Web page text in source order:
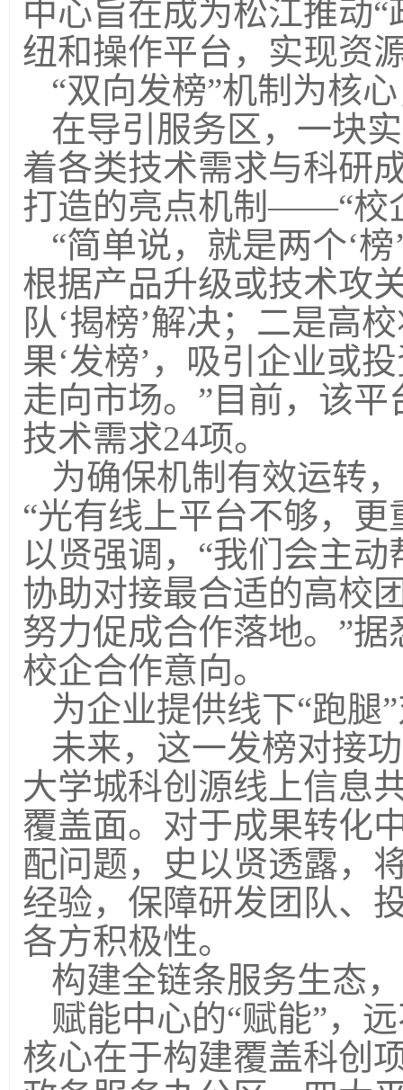
中心旨在成为松江推动
纽和操作平台，实现资
“双向发榜”机制为核
在导引服务区，一块
着各类技术需求与科研
打造的亮点机制——“校
“简单说，就是两个‘
根据产品升级或技术攻
队‘揭榜’解决；二是高
果‘发榜’，吸引企业或
走向市场。”目前，该
技术需求24项。
为确保机制有效运转
“光有线上平台不够，更
以贤强调，“我们会主
协助对接最合适的高校
努力促成合作落地。”
校企合作意向。
为企业提供线下“跑腿
未来，这一发榜对接
大学城科创源线上信息
覆盖面。对于成果转化
配问题，史以贤透露，
经验，保障研发团队、
各方积极性。
构建全链条服务生态
赋能中心的“赋能”，
核心在于构建覆盖科创